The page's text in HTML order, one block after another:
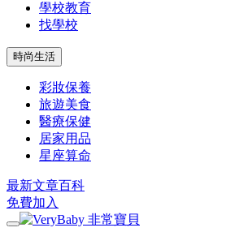
學校教育
找學校
時尚生活
彩妝保養
旅遊美食
醫療保健
居家用品
星座算命
最新文章百科
免費加入